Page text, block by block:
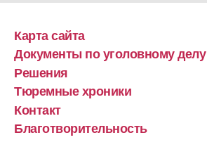
Карта сайта
Документы по уголовному делу
Решения
Тюремные хроники
Контакт
Благотворительность